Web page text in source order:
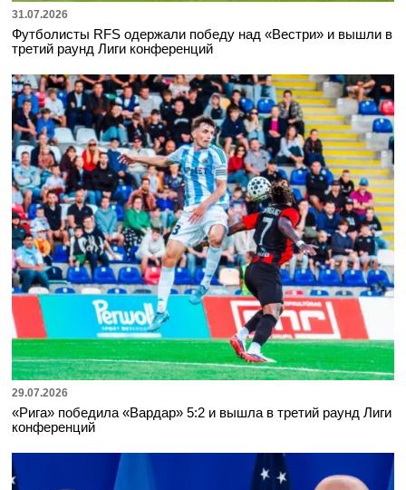
31.07.2026
Футболисты RFS одержали победу над «Вестри» и вышли в
третий раунд Лиги конференций
29.07.2026
«Рига» победила «Вардар» 5:2 и вышла в третий раунд Лиги
конференций